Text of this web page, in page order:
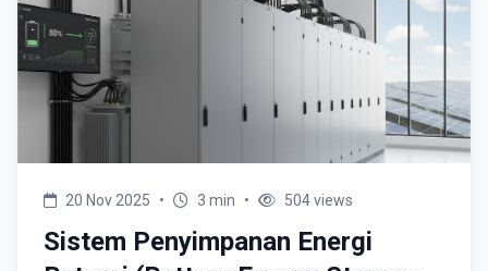
20 Nov 2025 • 3 min • 504 views
Sistem Penyimpanan Energi